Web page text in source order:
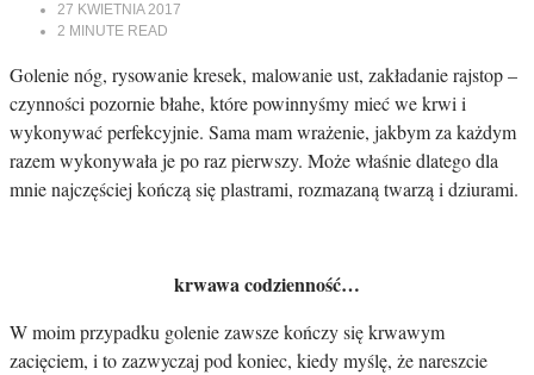
27 KWIETNIA 2017
2 MINUTE READ
Golenie nóg, rysowanie kresek, malowanie ust, zakładanie rajstop –
czynności pozornie błahe, które powinnyśmy mieć we krwi i
wykonywać perfekcyjnie. Sama mam wrażenie, jakbym za każdym
razem wykonywała je po raz pierwszy. Może właśnie dlatego dla
mnie najczęściej kończą się plastrami, rozmazaną twarzą i dziurami.
krwawa codzienność…
W moim przypadku golenie zawsze kończy się krwawym
zacięciem, i to zazwyczaj pod koniec, kiedy myślę, że nareszcie